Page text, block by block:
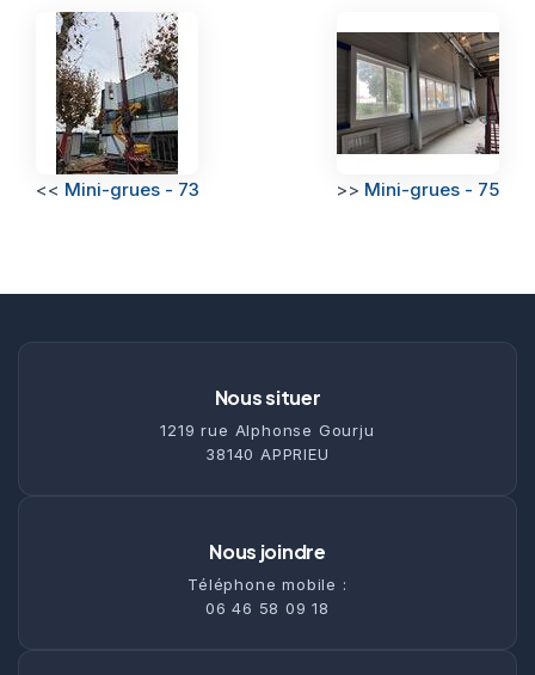
<< Mini-grues - 73 >> Mini-grues - 75
Nous situer
1219 rue Alphonse Gourju
38140 APPRIEU
Nous joindre
Téléphone mobile :
06 46 58 09 18